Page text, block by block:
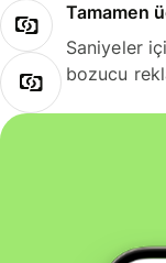
Tamamen
Saniyeler
bozucu